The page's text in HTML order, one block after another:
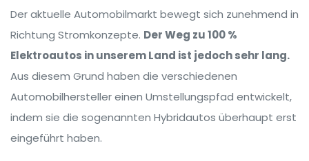
Der aktuelle Automobilmarkt bewegt sich zunehmend in
Richtung Stromkonzepte. Der Weg zu 100 %
Elektroautos in unserem Land ist jedoch sehr lang.
Aus diesem Grund haben die verschiedenen
Automobilhersteller einen Umstellungspfad entwickelt,
indem sie die sogenannten Hybridautos überhaupt erst
eingeführt haben.